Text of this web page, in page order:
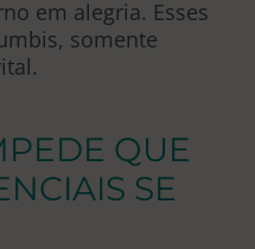
em alegria. Esses
somente
QUE
SE